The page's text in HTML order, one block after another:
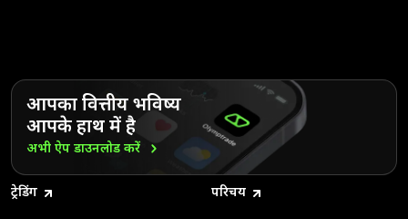
आपका वित्तीय भविष्य
आपके हाथ में है
अभी ऐप डाउनलोड करें
ट्रेडिंग परिचय